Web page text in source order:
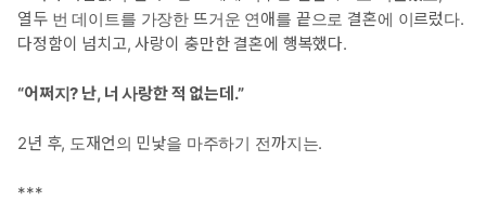
열두 번 데이트를 가장한 뜨거운 연애를 끝으로 결혼에 이르렀다.
다정함이 넘치고, 사랑이 충만한 결혼에 행복했다.
“어쩌지? 난, 너 사랑한 적 없는데.”
2년 후, 도재언의 민낯을 마주하기 전까지는.
***